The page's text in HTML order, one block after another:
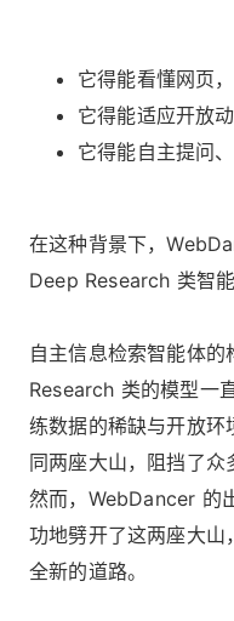
它得能看懂网页
它得能适应开放动
它得能自主提问
在这种背景下，
Deep Research 类智能
自主信息检索智能体
Research 类的模型一
练数据的稀缺与开放环
同两座大山，阻挡了众
然而，WebDancer 的
功地劈开了这两座大山
全新的道路。